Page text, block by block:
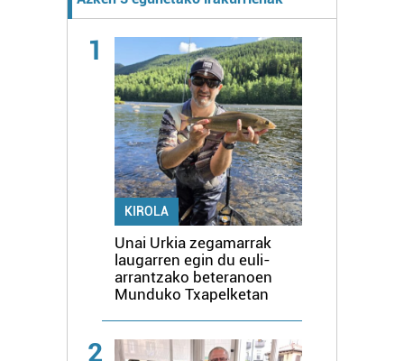
1
KIROLA
Unai Urkia zegamarrak
laugarren egin du euli-
arrantzako beteranoen
Munduko Txapelketan
2